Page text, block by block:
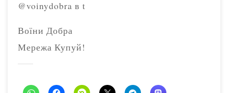
@voinydobra в t
Воїни Добра
Мережа Купуй!